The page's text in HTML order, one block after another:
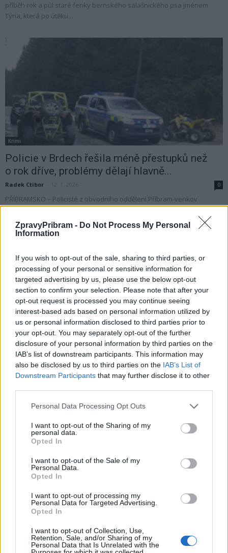
ZpravyPribram - Do Not Process My Personal
Information
If you wish to opt-out of the sale, sharing to third parties, or
processing of your personal or sensitive information for
targeted advertising by us, please use the below opt-out
section to confirm your selection. Please note that after your
opt-out request is processed you may continue seeing
interest-based ads based on personal information utilized by
us or personal information disclosed to third parties prior to
your opt-out. You may separately opt-out of the further
disclosure of your personal information by third parties on the
IAB’s list of downstream participants. This information may
also be disclosed by us to third parties on the IAB’s List of
Downstream Participants that may further disclose it to other
Personal Data Processing Opt Outs
I want to opt-out of the Sharing of my
personal data.
Opted In
I want to opt-out of the Sale of my
Personal Data.
Opted In
I want to opt-out of processing my
Personal Data for Targeted Advertising.
Opted In
I want to opt-out of Collection, Use,
Retention, Sale, and/or Sharing of my
Personal Data that Is Unrelated with the
příběh rok a půl staré fenky bernského salašnického psa jménem
Týna, která po útěku...
Krimi
Policie v Brdech řešila méně přestupků než
o rok dříve, problémy dělají hlavně...
Radek Ctibor 0
PŘÍBRAMSKO – Policisté z obvodního oddělení Příbram-venkov
dohlížejí na pořádek ve středočeské části Chráněné krajinné oblasti
Brdy už deset let. V loňském roce 2025...
Lifestyle
Zima na Příbramsku: lyžování na Monínci,
běžky v Brdech i bruslení na Padrťských...
redakce - 27. 12. 2025
PŘÍBRAMSKO – Zimní sezona ve středních Čechách nabízí řadu
obyvatele Příbramska jsou...
Zpravodajství